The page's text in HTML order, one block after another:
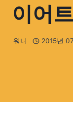
이어
워니 2015년